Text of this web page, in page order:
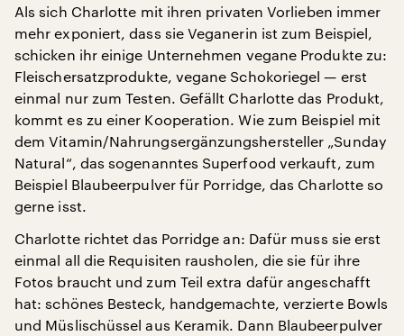
Als sich Charlotte mit ihren privaten Vorlieben immer
mehr exponiert, dass sie Veganerin ist zum Beispiel,
schicken ihr einige Unternehmen vegane Produkte zu:
Fleischersatzprodukte, vegane Schokoriegel — erst
einmal nur zum Testen. Gefällt Charlotte das Produkt,
kommt es zu einer Kooperation. Wie zum Beispiel mit
dem Vitamin/Nahrungsergänzungshersteller „Sunday
Natural“, das sogenanntes Superfood verkauft, zum
Beispiel Blaubeerpulver für Porridge, das Charlotte so
gerne isst.
Charlotte richtet das Porridge an: Dafür muss sie erst
einmal all die Requisiten rausholen, die sie für ihre
Fotos braucht und zum Teil extra dafür angeschafft
hat: schönes Besteck, handgemachte, verzierte Bowls
und Müslischüssel aus Keramik. Dann Blaubeerpulver